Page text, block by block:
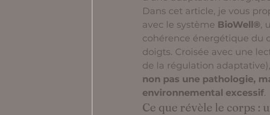
Dans cet article, je vous
avec le système BioWell®,
cohérence énergétique du
doigts. Croisée avec une
de la régulation
non pas une pathologie,
environnemental excessif.
Ce que révèle le corps